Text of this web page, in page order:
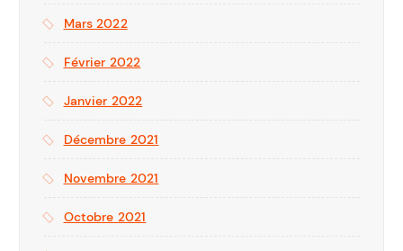
Mars 2022
Février 2022
Janvier 2022
Décembre 2021
Novembre 2021
Octobre 2021